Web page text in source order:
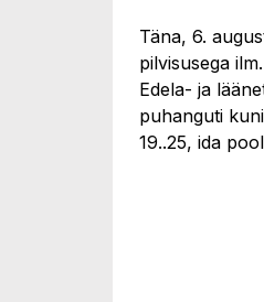
Täna, 6.
pilvisusega
Edela- ja
puhanguti
19..25, ida